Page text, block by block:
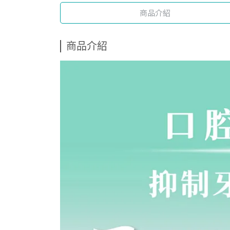
商品介紹
商品介紹